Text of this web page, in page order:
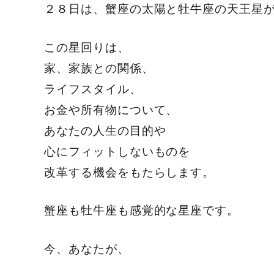
２８日は、蟹座の太陽と牡牛座の天王星
この星回りは、
家、家族との関係、
ライフスタイル、
お金や所有物について、
あなたの人生の目的や
心にフィットしないものを
改革する機会をもたらします。
蟹座も牡牛座も感覚的な星座です。
今、あなたが、